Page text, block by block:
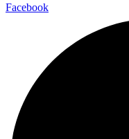
Facebook